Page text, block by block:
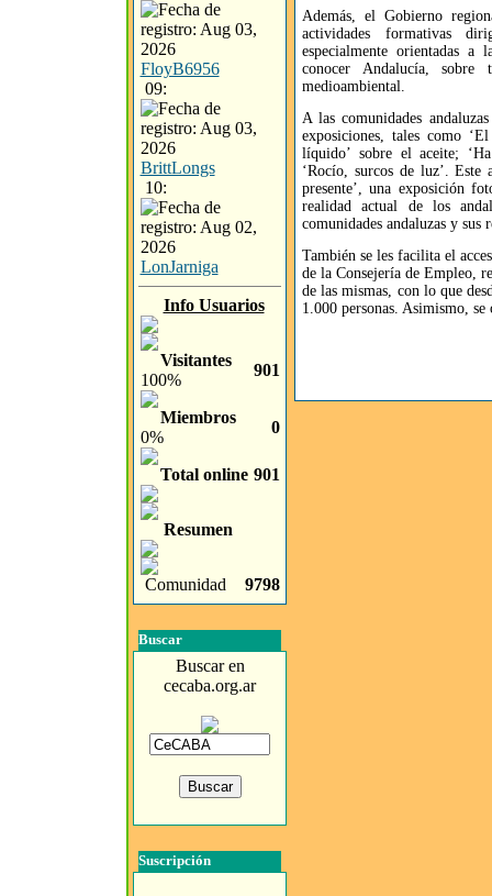
FloyB6956
09:
BrittLongs
10:
LonJarniga
Info Usuarios
Visitantes
100%
901
Miembros
0%
0
Total online 901
Resumen
Comunidad 9798
Buscar
Buscar en
cecaba.org.ar
Suscripción
Además, el Gobierno
actividades formativas
especialmente orientadas a
conocer Andalucía, sobre
medioambiental.
A las comunidades
exposiciones, tales como
líquido’ sobre el aceite;
‘Rocío, surcos de luz’. Este
presente’, una exposición
realidad actual de los
comunidades andaluzas y sus
También se les facilita el
de la Consejería de Empleo,
de las mismas, con lo que
1.000 personas. Asimismo,